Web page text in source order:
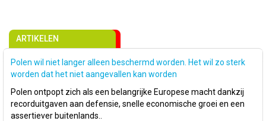
ARTIKELEN
Polen wil niet langer alleen beschermd worden. Het wil zo sterk
worden dat het niet aangevallen kan worden
Polen ontpopt zich als een belangrijke Europese macht dankzij
recorduitgaven aan defensie, snelle economische groei en een
assertiever buitenlands..